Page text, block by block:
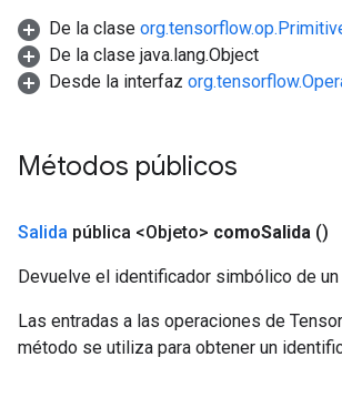
De la clase
De la clase java.lang.Object
Desde la interfaz
Métodos públicos
Salida pública <Objeto> comoSalida ()
Devuelve el identificador simbólico de un
Las entradas a las operaciones de
método se utiliza para obtener un